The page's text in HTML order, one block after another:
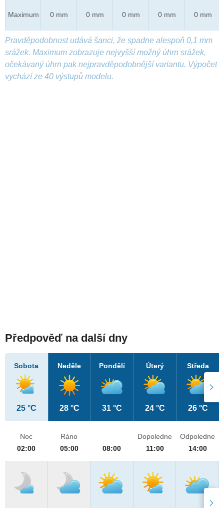
Maximum 0 mm 0 mm 0 mm 0 mm 0 mm
Pravděpodobnost udává šanci, že spadne alespoň 0,1 mm
srážek. Maximum zobrazuje nejvyšší možný úhrn srážek,
očekávaný úhrn pak nejpravděpodobnější variantu. Výpočet
vychází ze 40 výstupů modelu.
Předpověď na další dny
Sobota
25 °C
Neděle
28 °C
Pondělí
31 °C
Úterý
24 °C
Středa
26 °C
Noc
02:00
Ráno
05:00
08:00
Dopoledne
11:00
Odpoledne
14:00